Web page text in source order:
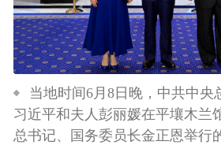
当地时间6月8日晚，中共中央
习近平和夫人彭丽媛在平壤木兰
总书记、国务委员长金正恩举行